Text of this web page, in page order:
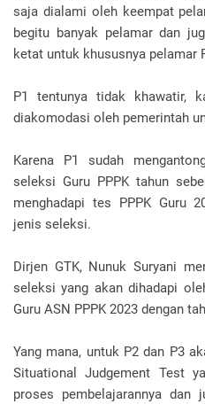
saja dialami oleh keempat
begitu banyak pelamar dan
ketat untuk khususnya pelamar
P1 tentunya tidak khawatir,
diakomodasi oleh pemerintah
Karena P1 sudah
seleksi Guru PPPK tahun
menghadapi tes PPPK Guru
jenis seleksi.
Dirjen GTK, Nunuk Suryani
seleksi yang akan dihadapi
Guru ASN PPPK 2023 dengan
Yang mana, untuk P2 dan P3
Situational Judgement Test
proses pembelajarannya